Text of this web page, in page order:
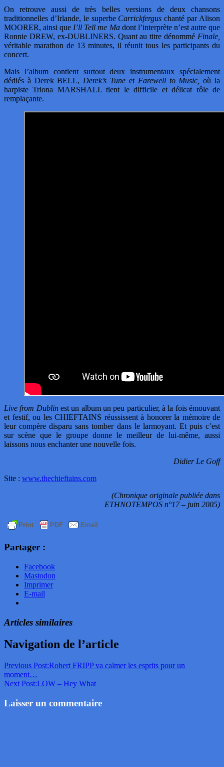
On retrouve aussi de très belles versions de deux chansons
traditionnelles d’Irlande, le superbe Carrickfergus chanté par Alison
MOORER, ainsi que I’ll Tell me Madont l’interprète n’est autre que
Ronnie DREW, ex-DUBLINERS. Quant au titre dénommé Finale,
véritable marathon de 13 minutes, il réunit tous les participants du
concert.
Mais l’album contient surtout deux instrumentaux spécialement
dédiés à Derek BELL, Derek’s Tune et Farewell to Music,
où la
harpiste Triona MARSHALL tient le difficile et délicat rôle de
remplaçante.
Live from Dublinest un album un peu particulier, à la fois émouvant
et festif, ou les CHIEFTAINS réussissent à honorer la mémoire de
leur compère disparu sans tomber dans le larmoyant. Et puis c’est
sur scène que le groupe donne le meilleur de lui-même, aussi
laissons nous enchanter une nouvelle fois.
Didier Le Goff
Site : www.thechieftains.com
(Chronique originale publiée dans
ETHNOTEMPOS n°17 – juin 2005)
Partager :
Facebook
Mastodon
Imprimer
E-mail
Articles similaires
Navigation de l’article
Previous Post:Robert FRIPP va calmer les esprits pour un
moment…
Next Post:LOW – Hey What
Laisser un commentaire